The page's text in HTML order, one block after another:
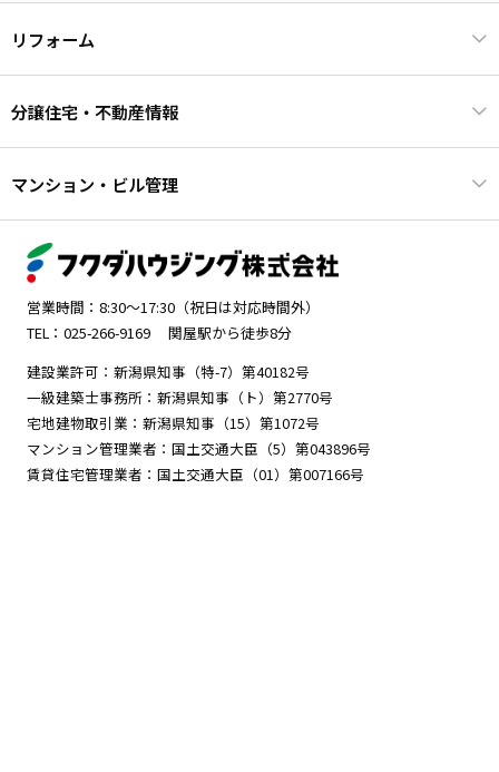
リフォーム
分譲住宅・不動産情報
マンション・ビル管理
営業時間：8:30～17:30（祝日は対応時間外）
TEL：025-266-9169
関屋駅から徒歩8分
建設業許可：新潟県知事（特-7）第40182号
一級建築士事務所：新潟県知事（ト）第2770号
宅地建物取引業：新潟県知事（15）第1072号
マンション管理業者：国土交通大臣（5）第043896号
賃貸住宅管理業者：国土交通大臣（01）第007166号